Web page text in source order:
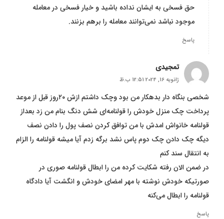
حق فسخی به ایشان نداده باشید و خیار فسخی در معامله
موجود نباشد نمی‌توانند معامله را برهم بزنند.
پاسخ
تمجیدی
ژانویه 16, 2024 12:51 ب.ظ
شخصی بنگاه دار بدهکار من بود وچک داشتم ازش ۲۰روز قبل از موعد
پرداخت چک منزل خودش را قولنامه‌ای شش دنگ بنام من زد بعداز
قولنامه خانواش امدش با من توافق کردن نصف پول را دادن نصف
دیگه چک دادن چک دوم پاس نشد برگه زدم آیا میشه قولنامه را الزام
به انتقال سند کنم
در ضمن الان رفته شکایت کرده من را ابطال قولنامه صوری در
صورتیکه خودش نوشته با مهر امضای خودش و انگشت آیا دادگاه
قولنامه را ابطال می‌کنه
پاسخ